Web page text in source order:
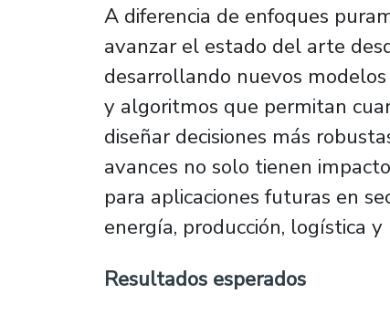
A diferencia de enfoques
avanzar el estado del arte
desarrollando nuevos
y algoritmos que permitan
diseñar decisiones más
avances no solo tienen
para aplicaciones futuras en
energía, producción, logística
Resultados esperados